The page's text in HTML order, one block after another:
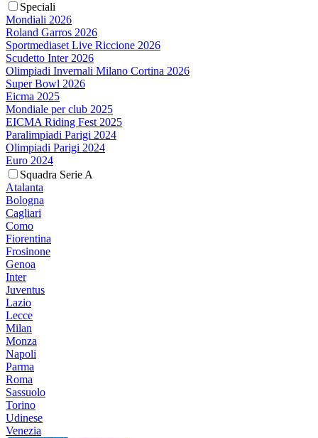
Speciali
Mondiali 2026
Roland Garros 2026
Sportmediaset Live Riccione 2026
Scudetto Inter 2026
Olimpiadi Invernali Milano Cortina 2026
Super Bowl 2026
Eicma 2025
Mondiale per club 2025
EICMA Riding Fest 2025
Paralimpiadi Parigi 2024
Olimpiadi Parigi 2024
Euro 2024
Squadra Serie A
Atalanta
Bologna
Cagliari
Como
Fiorentina
Frosinone
Genoa
Inter
Juventus
Lazio
Lecce
Milan
Monza
Napoli
Parma
Roma
Sassuolo
Torino
Udinese
Venezia